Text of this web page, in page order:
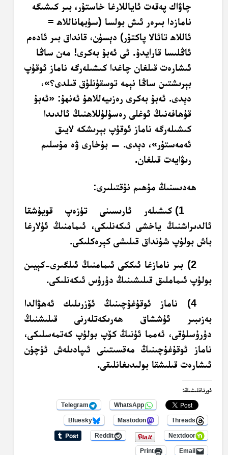
چاۋاك پەقەت ئاياللارغا خاستۇر، بىر كىشىگە
نامازدا بىرەر ئىش بولسا (سۇبھاناللاھ =
ئاللاھ تائالا پاكتۇر) دېسۇن، قانداق بىر ئادەم
ئاڭلىسا قارايدۇ. ئى ئەبۇ بەكرى! مەن ساڭا
ئىشارەت قىلغان چاغدا كىشىلەرگە ناماز ئوقۇپ
بېرىشتىن ساڭا نېمە توسقۇنلۇق قىلدى؟»،
دېدى. ئەبۇ بەكرى رەزىيەللاھۇ ئەنھۇ: «ئەبۇ
قۇھافەنىڭ ئوغلى رەسۇلۇللاھنىڭ ئالدىدا
كىشىلەرگە ناماز ئوقۇپ بېرىشكە لايىق
ئەمەستۇر»، دېدى. — بۇخارى ۋە مۇسلىم
رىۋايەت قىلغان.
ھەدىسنىڭ مۇھىم نۇقتىلىرى:
1) كىشىلەر ئارىسىنى تۈزەپ قويۇشقا
ئالدىراشنىڭ ياخشى ئىكەنلىكى، ئىمامنىڭ ئۇلارغا
باش بولۇپ شۇنداق قىلىشى كېرەكلىكى.
2) بىر نامازغا ئىككى ئىمامنىڭ ئىلگىرى-كېيىن
بولۇپ ئىماملىق قىلىشىنىڭ دۇرۇس ئىكەنلىكى.
4) ناماز ئوقۇغۇچىنىڭ ئۆزرىلىك ئەھۋالدا
بەزىبىر ئۇششاق ھەرىكەتلەرنى قىلىشنىڭ
دۇرۇسلۇقى، ئەمما ئۇنىڭ كۆپ بولۇپ كەتمەسلىكى،
ناماز ئوقۇغۇچىنىڭ مەقسىتىنى ئىپادىلەش ئۈچۈن
ئىشارەت قىلىشقا بولىدىغانلىقى.
ئورتاقلىشىڭ:
WhatsApp
Telegram
Threads
Mastodon
Bluesky
Nextdoor
Reddit
Email
Print